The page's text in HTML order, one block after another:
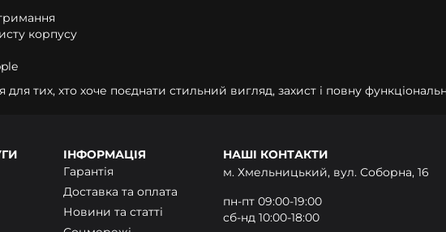
корпусу
тих, хто хоче поєднати стильний вигляд, захист і повну
ІНФОРМАЦІЯ
Гарантія
Доставка та оплата
Новини та статті
НАШІ КОНТАКТИ
м. Хмельницький, вул. Соборна, 16
пн-пт 09:00-19:00
сб-нд 10:00-18:00